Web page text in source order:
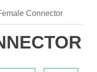
Connector